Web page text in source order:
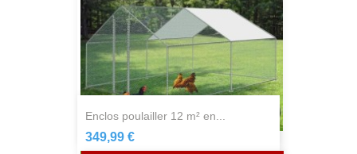
enclos poulailler 12 m² en...
349,99 €